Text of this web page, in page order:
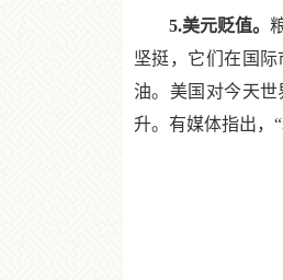
5.美元贬值。
坚挺，它们在国
油。美国对今天
升。有媒体指出，